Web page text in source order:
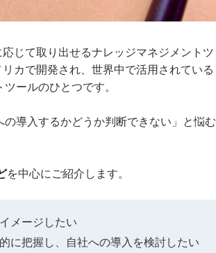
じて取り出せるナレッジマネジメントツ
カで開発され、世界中で活用されている
ールのひとつです。
導入するかどうか判断できない」と悩む
を中心にご紹介します。
メージしたい
に把握し、自社への導入を検討したい